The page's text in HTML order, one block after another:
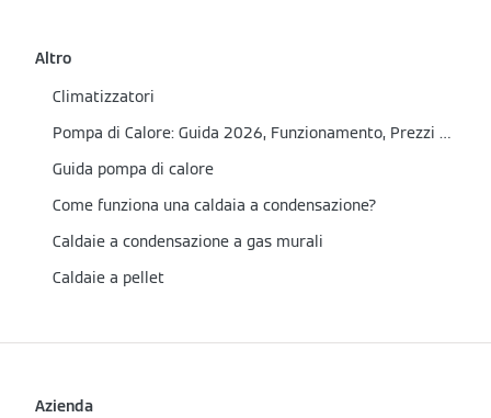
Altro
Climatizzatori
Pompa di Calore: Guida 2026, Funzionamento, Prezzi e Incentivi
Guida pompa di calore
Come funziona una caldaia a condensazione?
Caldaie a condensazione a gas murali
Caldaie a pellet
Azienda